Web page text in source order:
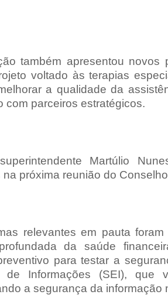
também apresentou
voltado às terapias
a qualidade da
com parceiros estratégicos.
Martúlio
próxima reunião do
relevantes em pauta
da saúde
para testar a
de Informações (SEI), que
a segurança da informação